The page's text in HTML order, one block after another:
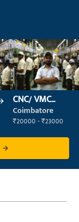
CNC/ VMC
Operator
Coimbatore
₹20000 - ₹23000